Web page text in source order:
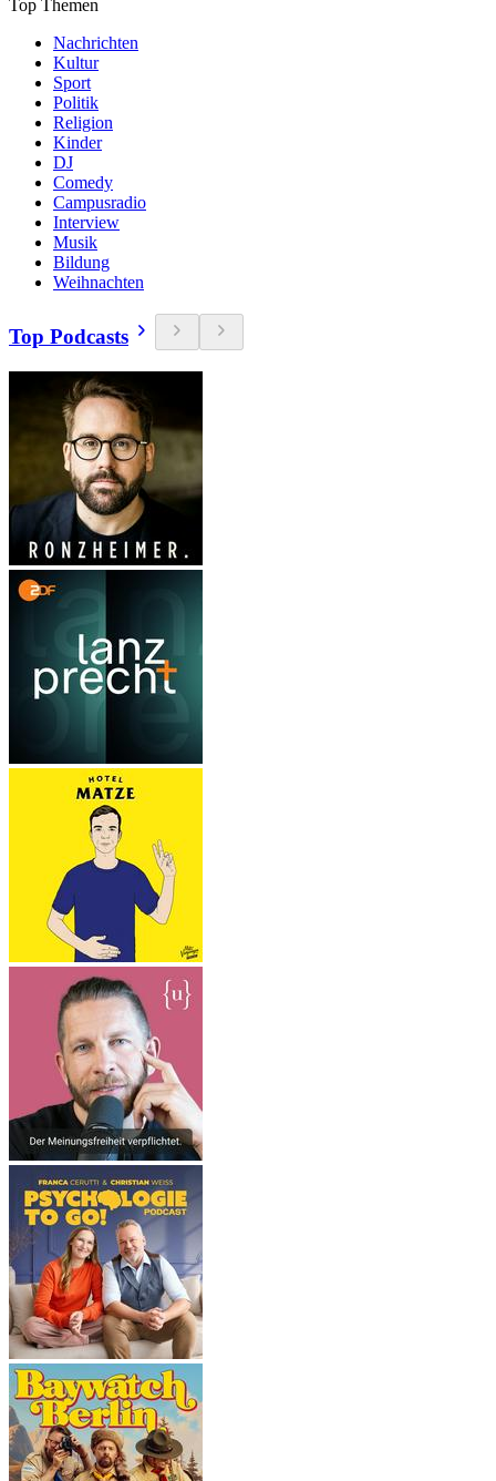
Top Themen
Nachrichten
Kultur
Sport
Politik
Religion
Kinder
DJ
Comedy
Campusradio
Interview
Musik
Bildung
Weihnachten
Top Podcasts